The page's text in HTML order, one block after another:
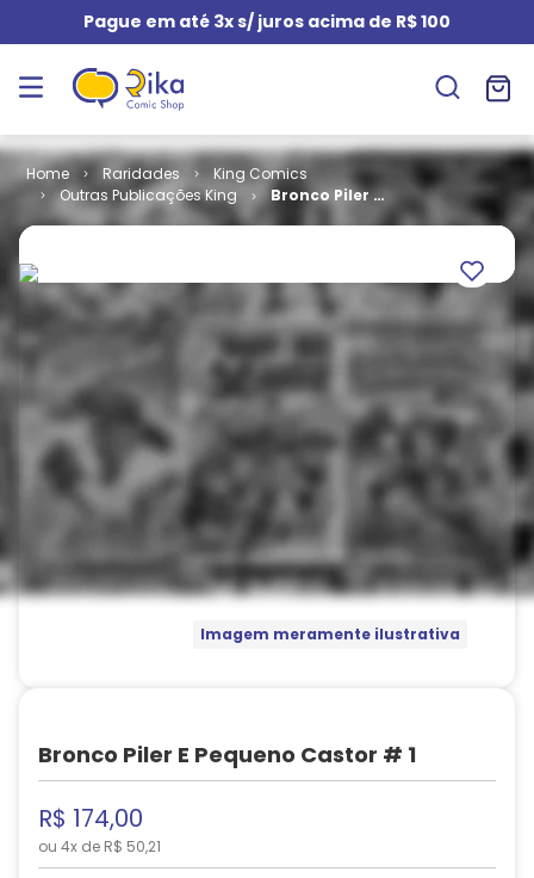
Pague em até 3x s/ juros acima de R$ 100
Raridades
King Comics
Outras Publicações King
Bronco Piler e
Imagem meramente ilustrativa
Bronco Piler E Pequeno Castor # 1
R$ 174,00
ou 4x de R$ 50,21